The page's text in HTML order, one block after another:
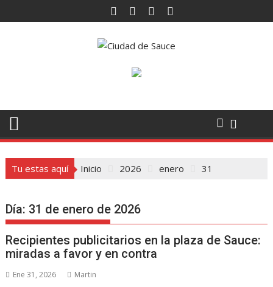
al
Tu estas aquí Inicio 2026 enero 31
Día: 31 de enero de 2026
Recipientes publicitarios en la plaza de Sauce:
miradas a favor y en contra
Ene 31, 2026 Martin